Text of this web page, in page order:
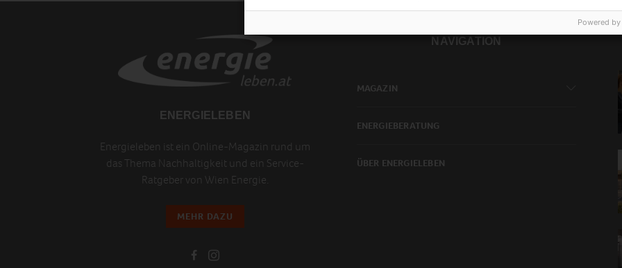
ENERGIELEBEN
Energieleben ist ein Online-Magazin rund um
das Thema Nachhaltigkeit und ein Service-
Ratgeber von Wien Energie.
MEHR DAZU
NAVIGATION
MAGAZIN
ENERGIEBERATUNG
ÜBER ENERGIELEBEN
Powered by